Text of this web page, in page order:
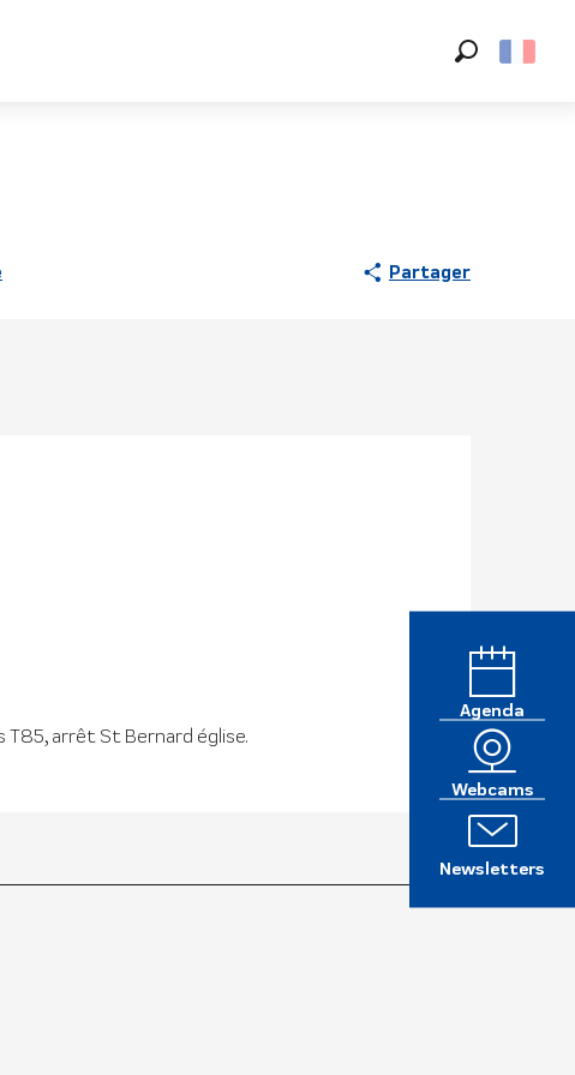
Agenda
Webcams
Newsletters
Partager
T85, arrêt St Bernard église.